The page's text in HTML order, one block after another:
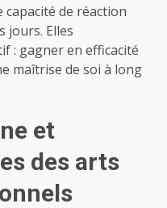
de réaction
jours. Elles
: gagner en efficacité
maîtrise de soi à long
et
des arts